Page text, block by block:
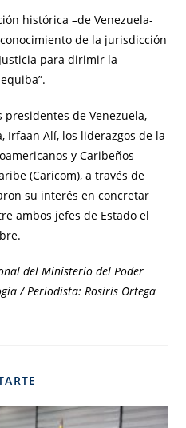
histórica –de Venezuela-
de la jurisdicción
para dirimir la
presidentes de Venezuela,
Irfaan Alí, los liderazgos de la
y Caribeños
(Caricom), a través de
su interés en concretar
ambos jefes de Estado el
del Ministerio del Poder
/ Periodista: Rosiris Ortega